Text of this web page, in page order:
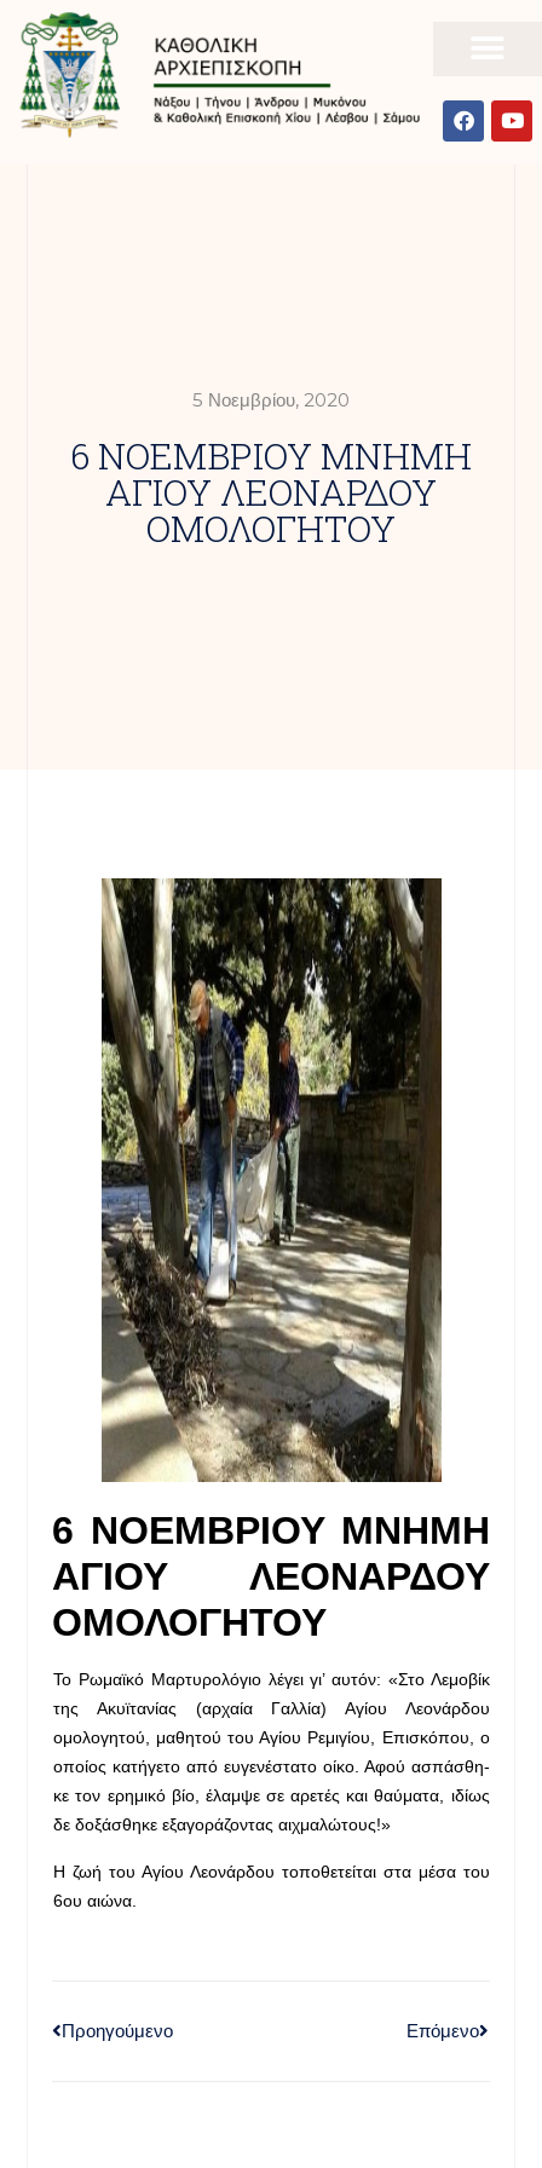
5 Νοεμβρίου, 2020
6 ΝΟΕΜΒΡΙΟΥ ΜΝΗΜΗ
ΑΓΙΟΥ ΛΕΟΝΑΡΔΟΥ
ΟΜΟΛΟΓΗΤΟΥ
6 ΝΟΕΜΒΡΙΟΥ ΜΝΗΜΗ
ΑΓΙΟΥ ΛΕΟΝΑΡΔΟΥ
ΟΜΟΛΟΓΗΤΟΥ
Το Ρωμαϊκό Μαρτυρολόγιο λέγει γι’ αυτόν: «Στο Λεμοβίκ
της Ακυϊτανίας (αρχαία Γαλλία) Αγίου Λεονάρδου
ομολογητού, μαθητού του Αγίου Ρεμιγίου, Επισκόπου, ο
οποίος κατήγετο από ευγενέστατο οίκο. Αφού ασπάσθη­
κε τον ερημικό βίο, έλαμψε σε αρετές και θαύματα, ιδίως
δε δοξάσθηκε εξαγοράζοντας αιχμαλώτους!»
Η ζωή του Αγίου Λεονάρδου τοποθετείται στα μέσα του
6ου αιώνα.
Προηγούμενο Επόμενο